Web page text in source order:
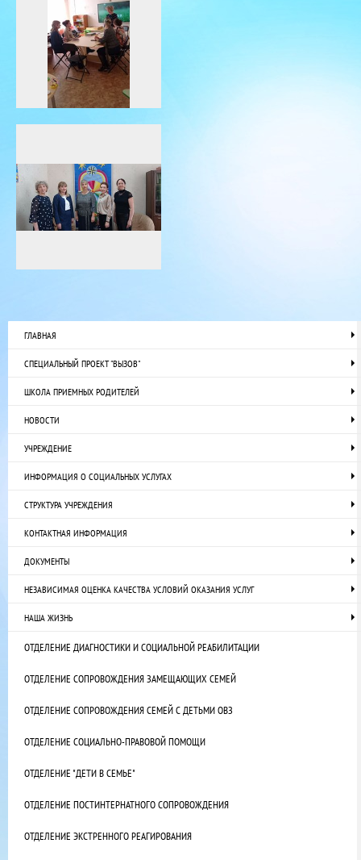
ГЛАВНАЯ
СПЕЦИАЛЬНЫЙ ПРОЕКТ "ВЫЗОВ"
ШКОЛА ПРИЕМНЫХ РОДИТЕЛЕЙ
НОВОСТИ
УЧРЕЖДЕНИЕ
ИНФОРМАЦИЯ О СОЦИАЛЬНЫХ УСЛУГАХ
СТРУКТУРА УЧРЕЖДЕНИЯ
КОНТАКТНАЯ ИНФОРМАЦИЯ
ДОКУМЕНТЫ
НЕЗАВИСИМАЯ ОЦЕНКА КАЧЕСТВА УСЛОВИЙ ОКАЗАНИЯ УСЛУГ
НАША ЖИЗНЬ
ОТДЕЛЕНИЕ ДИАГНОСТИКИ И СОЦИАЛЬНОЙ РЕАБИЛИТАЦИИ
ОТДЕЛЕНИЕ СОПРОВОЖДЕНИЯ ЗАМЕЩАЮЩИХ СЕМЕЙ
ОТДЕЛЕНИЕ СОПРОВОЖДЕНИЯ СЕМЕЙ С ДЕТЬМИ ОВЗ
ОТДЕЛЕНИЕ СОЦИАЛЬНО-ПРАВОВОЙ ПОМОЩИ
ОТДЕЛЕНИЕ "ДЕТИ В СЕМЬЕ"
ОТДЕЛЕНИЕ ПОСТИНТЕРНАТНОГО СОПРОВОЖДЕНИЯ
ОТДЕЛЕНИЕ ЭКСТРЕННОГО РЕАГИРОВАНИЯ